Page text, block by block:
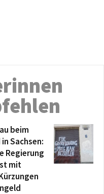
beim
Sachsen:
Regierung
mit